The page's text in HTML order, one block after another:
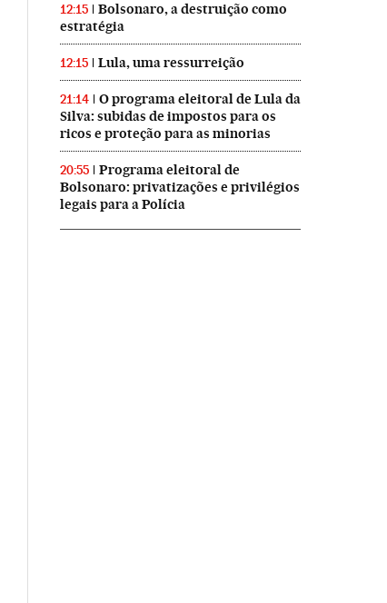
12:15
Bolsonaro, a destruição como
estratégia
12:15 Lula, uma ressurreição
21:14
O programa eleitoral de Lula da
Silva: subidas de impostos para os
ricos e proteção para as minorias
20:55
Programa eleitoral de
Bolsonaro: privatizações e privilégios
legais para a Polícia